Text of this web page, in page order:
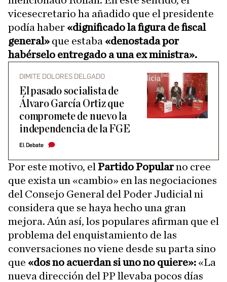
vicesecretario ha añadido que el presidente
podía haber «dignificado la figura de fiscal
general» que estaba «denostada por
habérselo entregado a una ex ministra».
DIMITE DOLORES DELGADO
El pasado socialista de
Álvaro García Ortiz que
compromete de nuevo la
independencia de la FGE
El Debate
Por este motivo, el Partido Popularno cree
que exista un «cambio» en las negociaciones
del Consejo General del Poder Judicial ni
considera que se haya hecho una gran
mejora. Aún así, los populares afirman que el
problema del enquistamiento de las
conversaciones no viene desde su parta sino
que «dos no acuerdan si uno no quiere»: «La
nueva dirección del PP llevaba pocos días